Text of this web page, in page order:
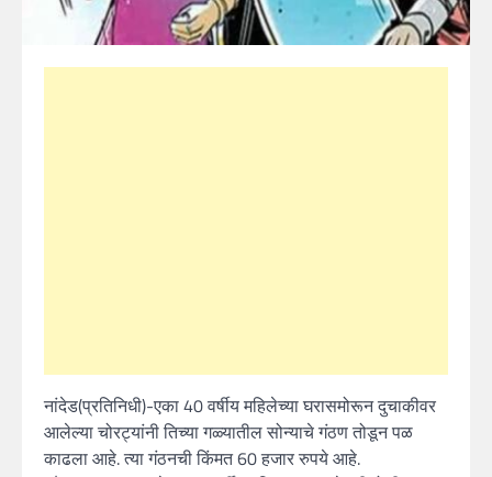
नांदेड(प्रतिनिधी)-एका 40 वर्षीय महिलेच्या घरासमोरून दुचाकीवर
आलेल्या चोरट्यांनी तिच्या गळ्यातील सोन्याचे गंठण तोडून पळ
काढला आहे. त्या गंठनची किंमत 60 हजार रुपये आहे.